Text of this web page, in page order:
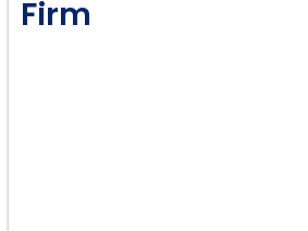
Firm